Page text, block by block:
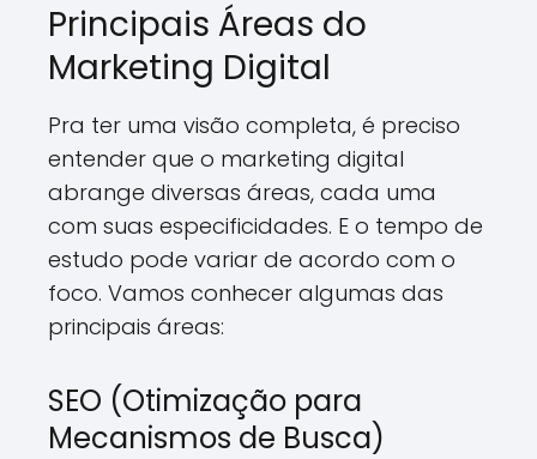
Principais Áreas do
Marketing Digital
Pra ter uma visão completa, é preciso
entender que o marketing digital
abrange diversas áreas, cada uma
com suas especificidades. E o tempo de
estudo pode variar de acordo com o
foco. Vamos conhecer algumas das
principais áreas:
SEO (Otimização para
Mecanismos de Busca)